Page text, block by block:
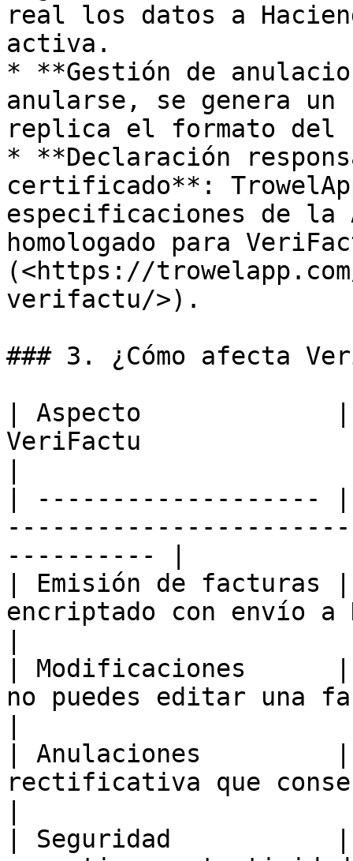
real los datos a
activa.
* **Gestión de
anularse, se genera
replica el formato
* **Declaración
certificado**:
especificaciones de la
homologado para
(<https://
verifactu/>).
### 3. ¿Cómo afecta
| Aspecto             |
VeriFactu
| -------------------
---------- |
| Emisión de facturas
encriptado con envío
| Modificaciones
no puedes editar una
| Anulaciones         |
rectificativa que
| Seguridad           |